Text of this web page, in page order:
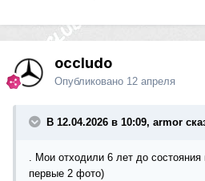
occludo
Опубликовано 12 апреля
В 12.04.2026 в 10:09, armor
. Мои отходили 6 лет до
первые 2 фото)